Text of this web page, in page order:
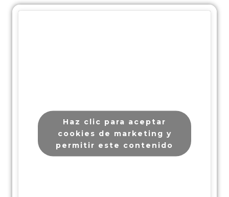
Haz clic para aceptar
cookies de marketing y
permitir este contenido